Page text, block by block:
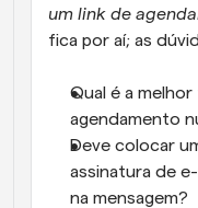
um link de
fica por aí; as
Qual é a
agendamento
Deve colocar
assinatura de
na mensagem?